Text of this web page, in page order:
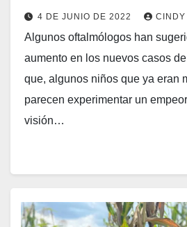
4 DE JUNIO DE 2022 CINDY
Algunos oftalmólogos han
aumento en los nuevos casos
que, algunos niños que ya eran
parecen experimentar un
visión…